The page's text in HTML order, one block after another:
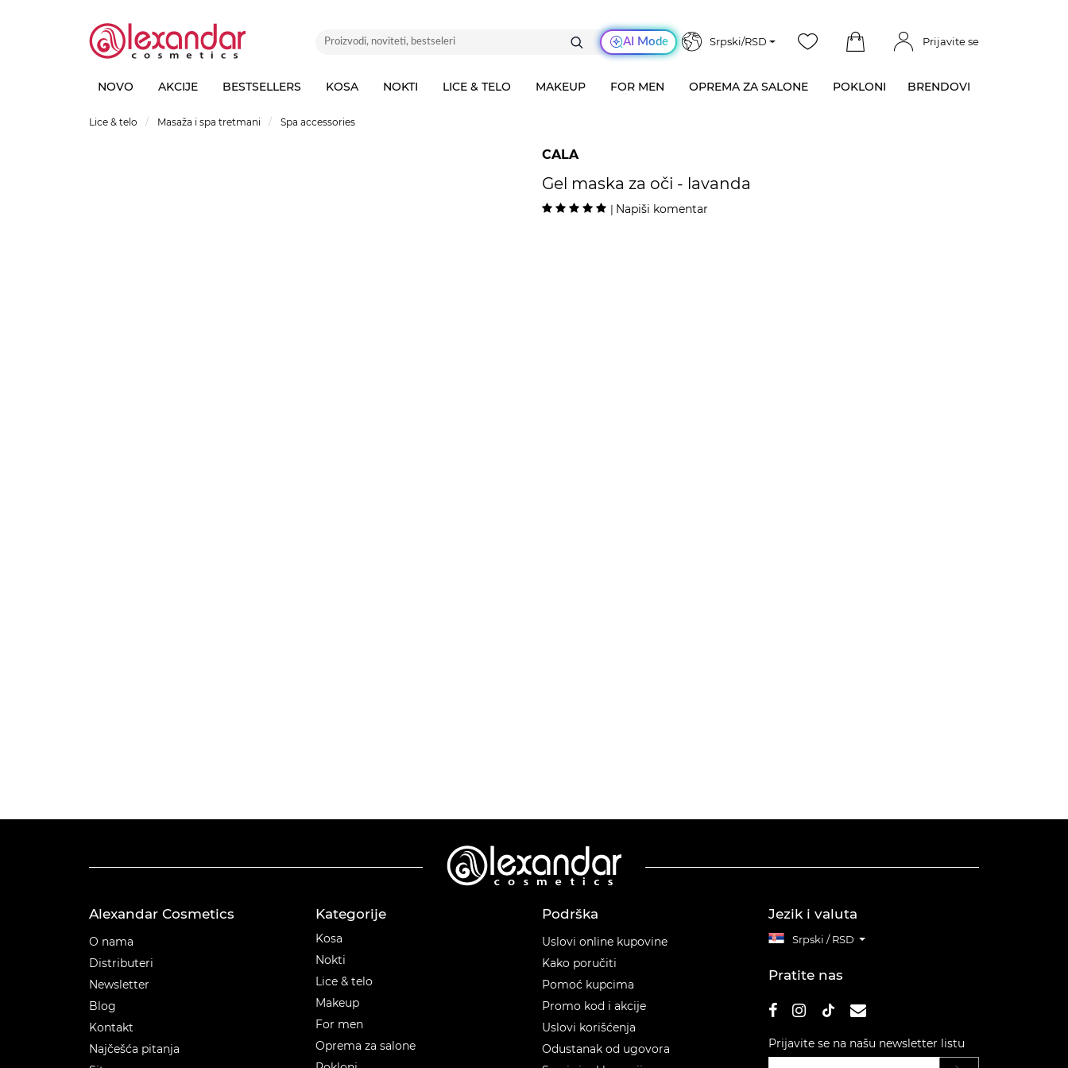
AI Mode Srpski/RSD Prijavite se
NOVO AKCIJE BESTSELLERS KOSA NOKTI LICE & TELO MAKEUP FOR MEN OPREMA ZA SALONE POKLONI BRENDOVI
Lice & telo Masaža i spa tretmani Spa accessories
CALA
Gel maska za oči - lavanda
| Napiši komentar
Alexandar Cosmetics
O nama
Distributeri
Newsletter
Blog
Kontakt
Najčešća pitanja
Kategorije
Kosa
Nokti
Lice & telo
Makeup
For men
Oprema za salone
Podrška
Uslovi online kupovine
Kako poručiti
Pomoć kupcima
Promo kod i akcije
Uslovi korišćenja
Odustanak od ugovora
Jezik i valuta
Srpski / RSD
Pratite nas
Prijavite se na našu newsletter listu